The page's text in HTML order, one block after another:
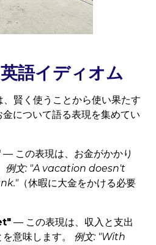
語イディオム
賢く使うことから使い果たす
について語る表現を集めてい
— この表現は、お金がかかり
例文: "A vacation doesn't
（休暇に大金をかける必要
— この表現は、収入と支出
意味します。 例文: "With